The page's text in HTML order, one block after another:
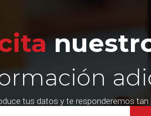
tus datos y te responderemos